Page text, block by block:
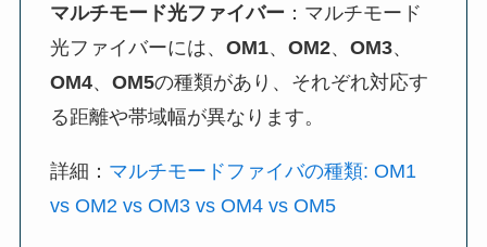
マルチモード光ファイバー ：マルチモード
光ファイバーには、 OM1、 OM2、 OM3、
OM4、 OM5の種類があり、それぞれ対応す
る距離や帯域幅が異なります。
詳細： マルチモードファイバの種類: OM1
vs OM2 vs OM3 vs OM4 vs OM5